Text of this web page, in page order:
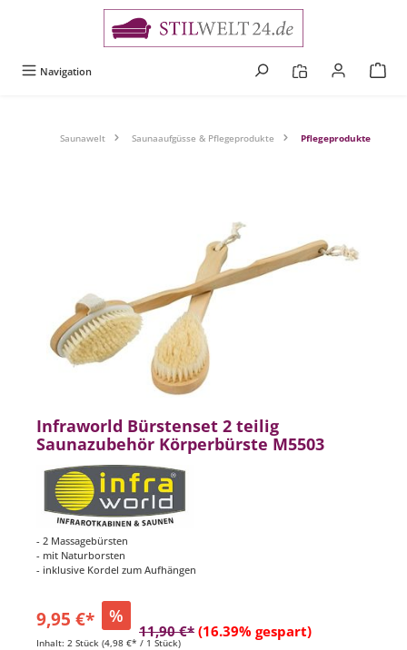
Navigation
Saunawelt Saunaaufgüsse & Pflegeprodukte Pflegeprodukte
Infraworld Bürstenset 2 teilig
Saunazubehör Körperbürste M5503
- 2 Massagebürsten
- mit Naturborsten
- inklusive Kordel zum Aufhängen
9,95 €* %
11,90 €* (16.39% gespart)
Inhalt: 2 Stück (4,98 €* / 1 Stück)